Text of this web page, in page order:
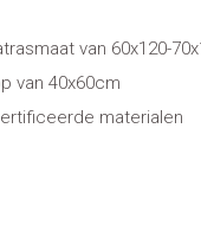
van 60x120-
van 40x60cm
materialen